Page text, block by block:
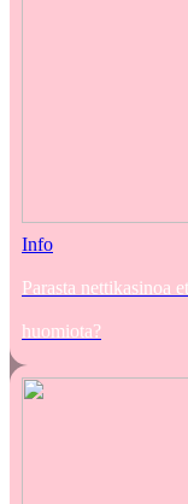
Info
Parasta nettikasinoa
huomiota?